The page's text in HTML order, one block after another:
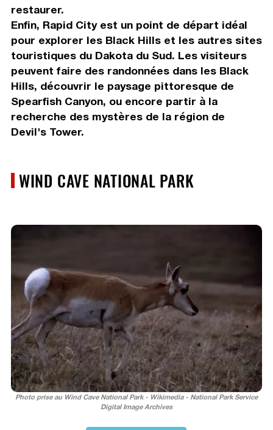
restaurer.
Enfin, Rapid City est un point de départ idéal
pour explorer les Black Hills et les autres sites
touristiques du Dakota du Sud. Les visiteurs
peuvent faire des randonnées dans les Black
Hills, découvrir le paysage pittoresque de
Spearfish Canyon, ou encore partir à la
recherche des mystères de la région de
Devil's Tower.
WIND CAVE NATIONAL PARK
Photo prise au Wind Cave National Park - Wikimedia - National Park Service
Digital Image Archives